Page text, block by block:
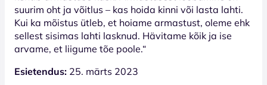
suurim oht ja võitlus – kas hoida kinni või lasta lahti.
Kui ka mõistus ütleb, et hoiame armastust, oleme ehk
sellest sisimas lahti lasknud. Hävitame kõik ja ise
arvame, et liigume tõe poole.“
Esietendus: 25. märts 2023